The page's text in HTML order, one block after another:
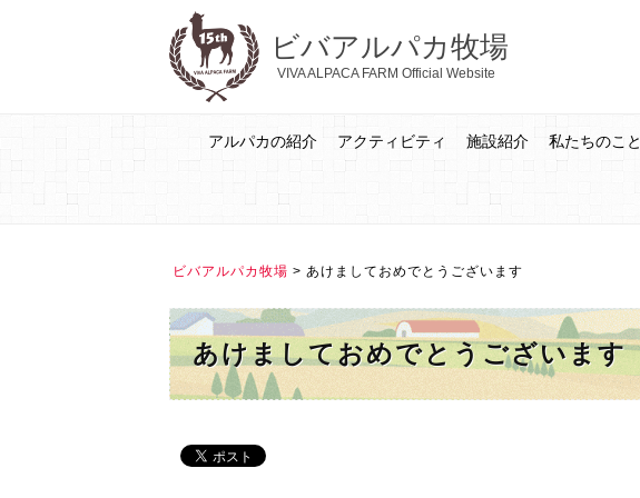
ビバアルパカ牧場
VIVA ALPACA FARM Official Website
アルパカの紹介 アクティビティ 施設紹介 私たちのこと
ビバアルパカ牧場 > あけましておめでとうございます
あけましておめでとうございます